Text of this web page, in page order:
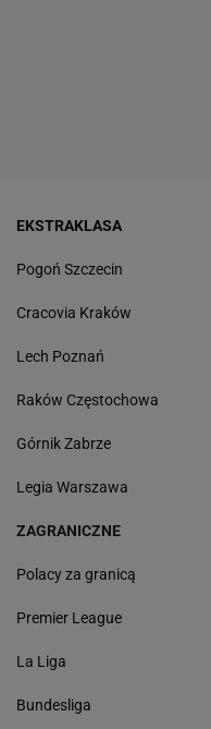
EKSTRAKLASA
Pogoń Szczecin
Cracovia Kraków
Lech Poznań
Raków Częstochowa
Górnik Zabrze
Legia Warszawa
ZAGRANICZNE
Polacy za granicą
Premier League
La Liga
Bundesliga